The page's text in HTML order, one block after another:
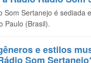
Som Sertanejo é sediada
Paulo (Brasil).
e estilos
Som